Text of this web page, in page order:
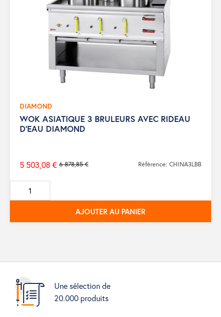
DIAMOND
WOK ASIATIQUE 3 BRULEURS AVEC RIDEAU
D'EAU DIAMOND
Prix
de
base
6 878,85 €
5 503,08 € Référence: CHINA3LBB
AJOUTER AU PANIER
Une sélection de
20.000 produits